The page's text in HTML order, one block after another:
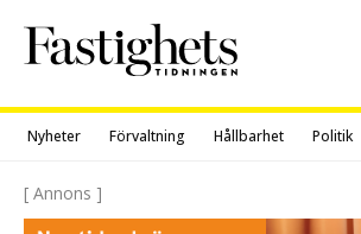
content
Nyheter Förvaltning Hållbarhet Politik
[ Annons ]